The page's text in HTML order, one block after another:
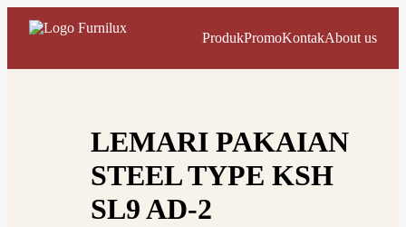
ProdukPromoKontakAbout us
LEMARI PAKAIAN
STEEL TYPE KSH
SL9 AD-2